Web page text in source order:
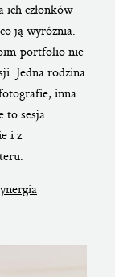
ich członków
ją wyróżnia.
portfolio nie
Jedna rodzina
inna
to sesja
i z